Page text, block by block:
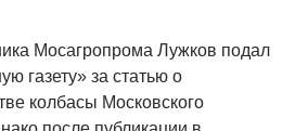
Мосагропрома Лужков подал
газету» за статью о
колбасы Московского